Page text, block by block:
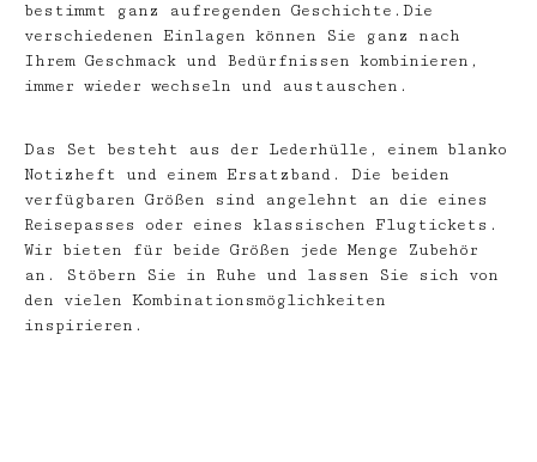
bestimmt ganz aufregenden Geschichte.Die
verschiedenen Einlagen können Sie ganz nach
Ihrem Geschmack und Bedürfnissen kombinieren,
immer wieder wechseln und austauschen.
Das Set besteht aus der Lederhülle, einem blanko
Notizheft und einem Ersatzband. Die beiden
verfügbaren Größen sind angelehnt an die eines
Reisepasses oder eines klassischen Flugtickets.
Wir bieten für beide Größen jede Menge Zubehör
an. Stöbern Sie in Ruhe und lassen Sie sich von
den vielen Kombinationsmöglichkeiten
inspirieren.